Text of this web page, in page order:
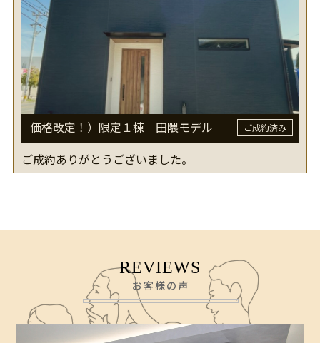
価格改定！）限定１棟 田隈モデル
ご成約ありがとうございました。
REVIEWS
お客様の声